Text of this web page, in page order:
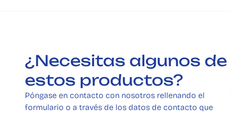
¿Necesitas algunos de
estos productos?
Póngase en contacto con nosotros rellenando el
formulario o a través de los datos de contacto que